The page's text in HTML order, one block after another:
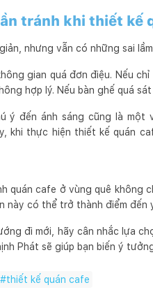
tránh khi thiết kế
nhưng vẫn có những sai
gian quá đơn điệu. Nếu
hợp lý. Nếu bàn ghế quá
ý đến ánh sáng cũng là
khi thực hiện thiết kế quán
quán cafe ở vùng quê không
này có thể trở thành điểm đến
đi mới, hãy cân nhắc lựa
Phát sẽ giúp bạn biến ý
#thiết kế quán cafe